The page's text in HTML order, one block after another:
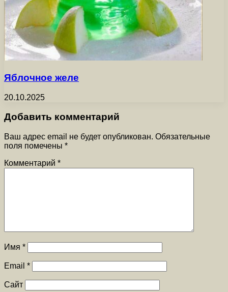
Яблочное желе
20.10.2025
Добавить комментарий
Ваш адрес email не будет опубликован. Обязательные
поля помечены *
Комментарий *
Имя *
Email *
Сайт